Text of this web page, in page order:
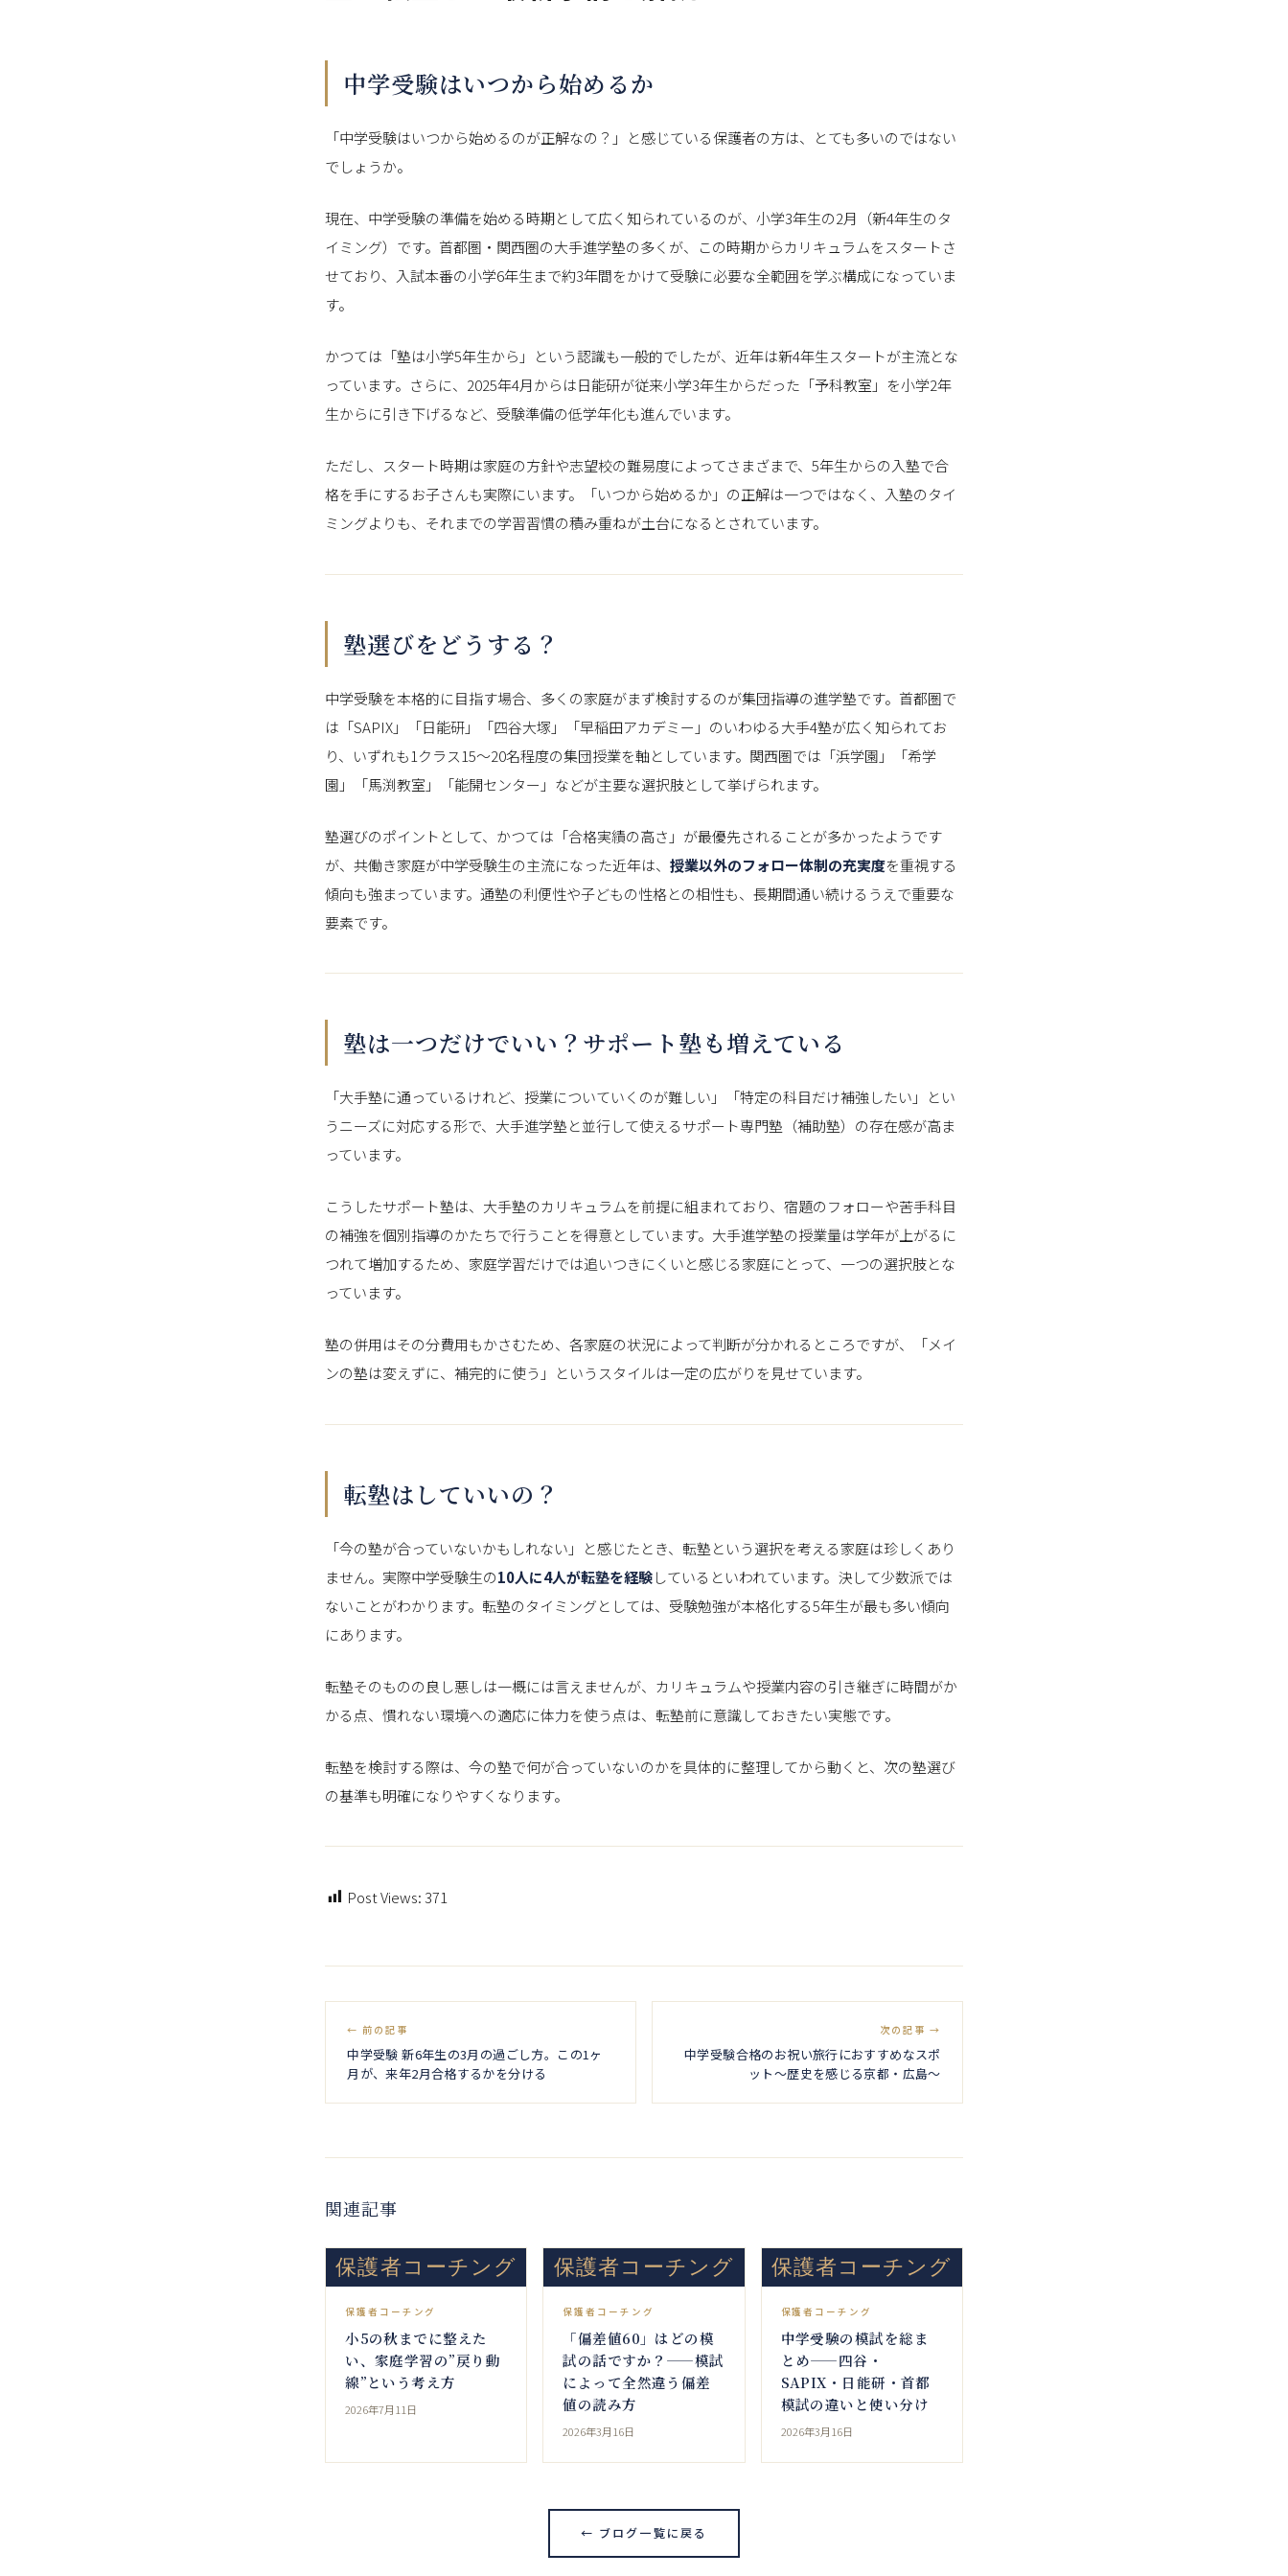
中学受験はいつから始めるか
「中学受験はいつから始めるのが正解なの？」と感じている保護者の方は、とても多いのではない
でしょうか。
現在、中学受験の準備を始める時期として広く知られているのが、小学3年生の2月（新4年生のタ
イミング）です。首都圏・関西圏の大手進学塾の多くが、この時期からカリキュラムをスタートさ
せており、入試本番の小学6年生まで約3年間をかけて受験に必要な全範囲を学ぶ構成になっていま
す。
かつては「塾は小学5年生から」という認識も一般的でしたが、近年は新4年生スタートが主流とな
っています。さらに、2025年4月からは日能研が従来小学3年生からだった「予科教室」を小学2年
生からに引き下げるなど、受験準備の低学年化も進んでいます。
ただし、スタート時期は家庭の方針や志望校の難易度によってさまざまで、5年生からの入塾で合
格を手にするお子さんも実際にいます。「いつから始めるか」の正解は一つではなく、入塾のタイ
ミングよりも、それまでの学習習慣の積み重ねが土台になるとされています。
塾選びをどうする？
中学受験を本格的に目指す場合、多くの家庭がまず検討するのが集団指導の進学塾です。首都圏で
は「SAPIX」「日能研」「四谷大塚」「早稲田アカデミー」のいわゆる大手4塾が広く知られてお
り、いずれも1クラス15〜20名程度の集団授業を軸としています。関西圏では「浜学園」「希学
園」「馬渕教室」「能開センター」などが主要な選択肢として挙げられます。
塾選びのポイントとして、かつては「合格実績の高さ」が最優先されることが多かったようです
が、共働き家庭が中学受験生の主流になった近年は、授業以外のフォロー体制の充実度を重視する
傾向も強まっています。通塾の利便性や子どもの性格との相性も、長期間通い続けるうえで重要な
要素です。
塾は一つだけでいい？サポート塾も増えている
「大手塾に通っているけれど、授業についていくのが難しい」「特定の科目だけ補強したい」とい
うニーズに対応する形で、大手進学塾と並行して使えるサポート専門塾（補助塾）の存在感が高ま
っています。
こうしたサポート塾は、大手塾のカリキュラムを前提に組まれており、宿題のフォローや苦手科目
の補強を個別指導のかたちで行うことを得意としています。大手進学塾の授業量は学年が上がるに
つれて増加するため、家庭学習だけでは追いつきにくいと感じる家庭にとって、一つの選択肢とな
っています。
塾の併用はその分費用もかさむため、各家庭の状況によって判断が分かれるところですが、「メイ
ンの塾は変えずに、補完的に使う」というスタイルは一定の広がりを見せています。
転塾はしていいの？
「今の塾が合っていないかもしれない」と感じたとき、転塾という選択を考える家庭は珍しくあり
ません。実際中学受験生の10人に4人が転塾を経験しているといわれています。決して少数派では
ないことがわかります。転塾のタイミングとしては、受験勉強が本格化する5年生が最も多い傾向
にあります。
転塾そのものの良し悪しは一概には言えませんが、カリキュラムや授業内容の引き継ぎに時間がか
かる点、慣れない環境への適応に体力を使う点は、転塾前に意識しておきたい実態です。
転塾を検討する際は、今の塾で何が合っていないのかを具体的に整理してから動くと、次の塾選び
の基準も明確になりやすくなります。
Post Views:371
← 前の記事
中学受験 新6年生の3月の過ごし方。この1ヶ
月が、来年2月合格するかを分ける
次の記事 →
中学受験合格のお祝い旅行におすすめなスポ
ット～歴史を感じる京都・広島～
関連記事
保護者コーチング
保護者コーチング
小5の秋までに整えた
い、家庭学習の”戻り動
線”という考え方
2026年7月11日
保護者コーチング
保護者コーチング
「偏差値60」はどの模
試の話ですか？——模試
によって全然違う偏差
値の読み方
2026年3月16日
保護者コーチング
保護者コーチング
中学受験の模試を総ま
とめ——四谷・
SAPIX・日能研・首都
模試の違いと使い分け
2026年3月16日
← ブログ一覧に戻る